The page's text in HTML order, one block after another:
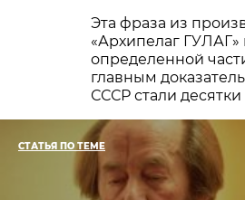
Эта фраза из
«Архипелаг ГУЛАГ»
определенной
главным
СССР стали
СТАТЬЯ ПО ТЕМЕ